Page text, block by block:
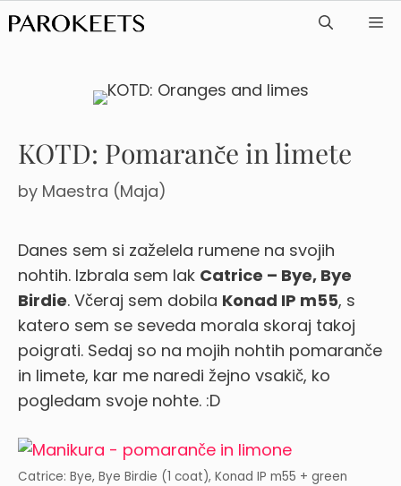
Skip
to
KOTD: Pomaranče in limete
by Maestra (Maja)
Danes sem si zaželela rumene na svojih
nohtih. Izbrala sem lak Catrice – Bye, Bye
Birdie. Včeraj sem dobila Konad IP m55, s
katero sem se seveda morala skoraj takoj
poigrati. Sedaj so na mojih nohtih pomaranče
in limete, kar me naredi žejno vsakič, ko
pogledam svoje nohte. :D
Catrice: Bye, Bye Birdie (1 coat), Konad IP m55 + green